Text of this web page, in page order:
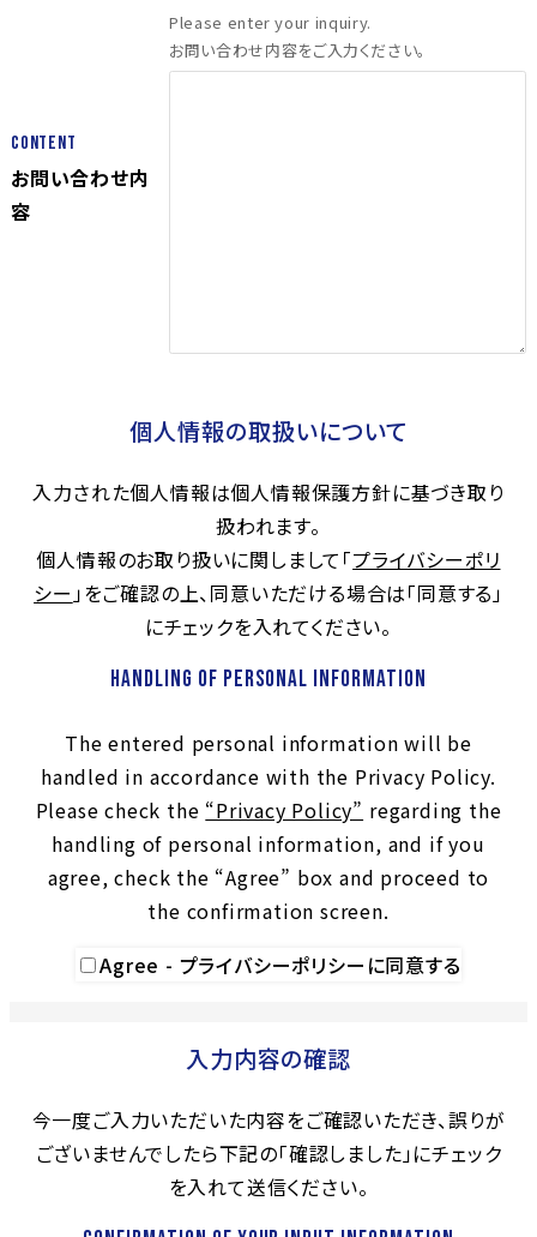
Content
お問い合わせ内
容
Please enter your inquiry.
お問い合わせ内容をご入力ください。
個人情報の取扱いについて
入力された個人情報は個人情報保護方針に基づき取り
扱われます。
個人情報のお取り扱いに関しまして「プライバシーポリ
シー 」をご確認の上、同意いただける場合は「同意する」
にチェックを入れてください。
Handling of Personal Information
The entered personal information will be
handled in accordance with the Privacy Policy.
Please check the “Privacy Policy” regarding the
handling of personal information, and if you
agree, check the “Agree” box and proceed to
the confirmation screen.
Agree - プライバシーポリシーに同意する
入力内容の確認
今一度ご入力いただいた内容をご確認いただき、誤りが
ございませんでしたら下記の「確認しました」にチェック
を入れて送信ください。